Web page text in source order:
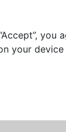
you
your